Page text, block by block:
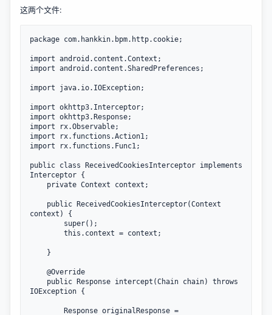
这两个文件:
package com.hankkin.bpm.http.cookie;
import
import android.content.SharedPreferences;
import java.io.IOException;
import
import
import
import
import rx.functions.Func1;
public class ReceivedCookiesInterceptor implements
Interceptor {
private Context context;
public ReceivedCookiesInterceptor(Context
context) {
super();
this .context = context;
@Override
public Response intercept (Chain chain) throws
IOException {